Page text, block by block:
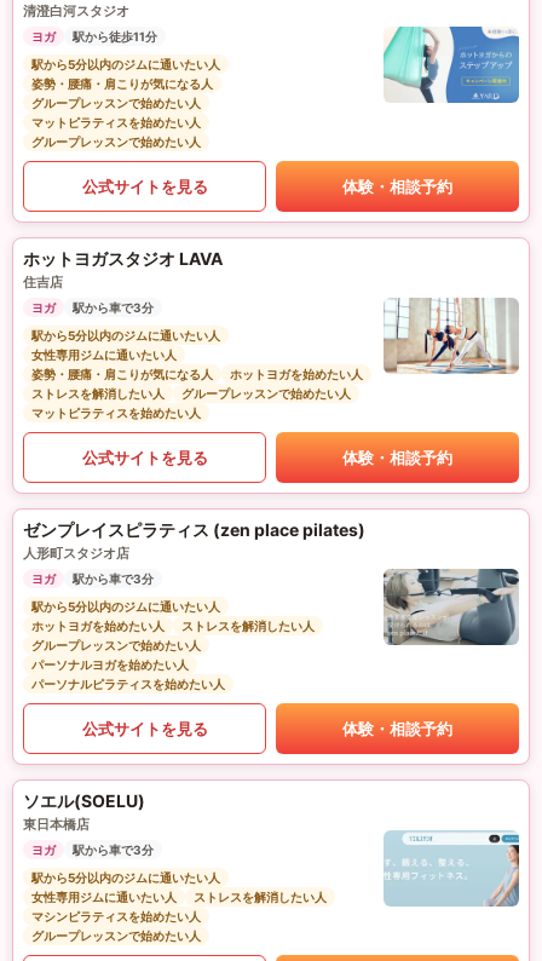
清澄白河スタジオ
ヨガ
駅から徒歩11分
駅から5分以内のジムに通いたい人
姿勢・腰痛・肩こりが気になる人
グループレッスンで始めたい人
マットピラティスを始めたい人
グループレッスンで始めたい人
公式サイトを見る 体験・相談予約
ホットヨガスタジオ LAVA
住吉店
ヨガ
駅から車で3分
駅から5分以内のジムに通いたい人
女性専用ジムに通いたい人
姿勢・腰痛・肩こりが気になる人
ホットヨガを始めたい人
ストレスを解消したい人
グループレッスンで始めたい人
マットピラティスを始めたい人
公式サイトを見る 体験・相談予約
ゼンプレイスピラティス (zen place pilates)
人形町スタジオ店
ヨガ
駅から車で3分
駅から5分以内のジムに通いたい人
ホットヨガを始めたい人
ストレスを解消したい人
グループレッスンで始めたい人
パーソナルヨガを始めたい人
パーソナルピラティスを始めたい人
公式サイトを見る 体験・相談予約
ソエル(SOELU)
東日本橋店
ヨガ
駅から車で3分
駅から5分以内のジムに通いたい人
女性専用ジムに通いたい人
ストレスを解消したい人
マシンピラティスを始めたい人
グループレッスンで始めたい人